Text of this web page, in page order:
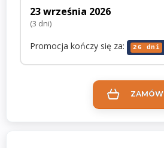
23 września 2026
(3 dni)
Promocja kończy się za:
26 dni
ZAMÓW